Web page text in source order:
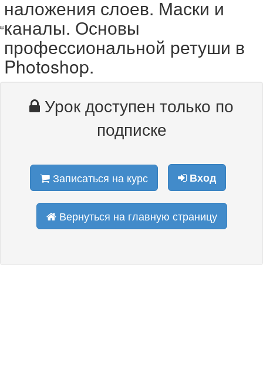
наложения слоев. Маски и
каналы. Основы
профессиональной ретуши в
Photoshop.
Урок доступен только по
подписке
Записаться на курс Вход
Вернуться на главную страницу